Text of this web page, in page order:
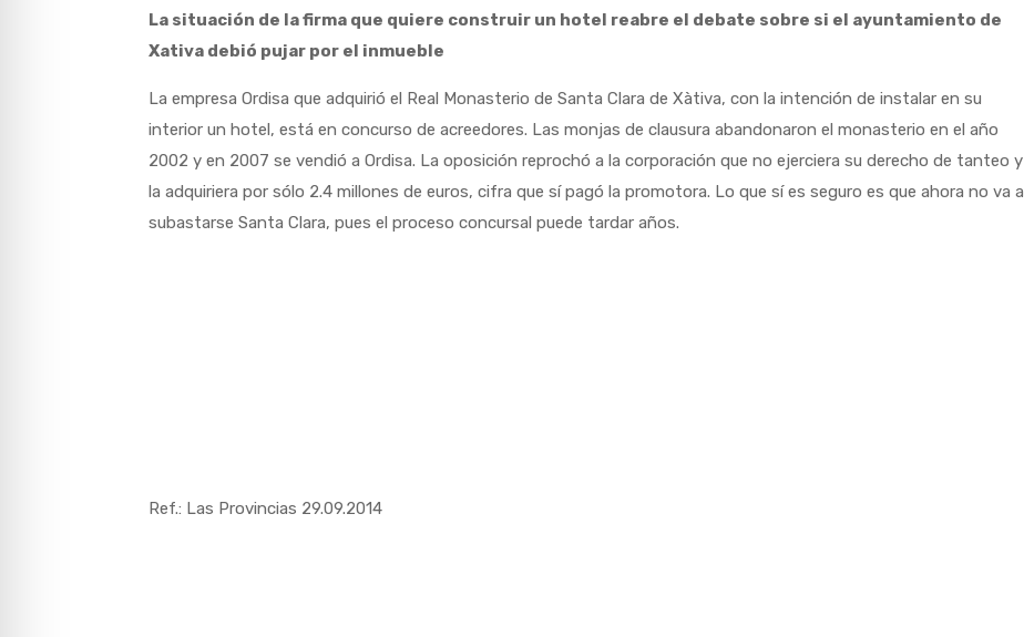
La situación de la firma que quiere construir un hotel reabre el debate sobre si el ayuntamiento de
Xativa debió pujar por el inmueble
La empresa Ordisa que adquirió el Real Monasterio de Santa Clara de Xàtiva, con la intención de instalar en su
interior un hotel, está en concurso de acreedores. Las monjas de clausura abandonaron el monasterio en el año
2002 y en 2007 se vendió a Ordisa. La oposición reprochó a la corporación que no ejerciera su derecho de tanteo y
la adquiriera por sólo 2.4 millones de euros, cifra que sí pagó la promotora. Lo que sí es seguro es que ahora no va a
subastarse Santa Clara, pues el proceso concursal puede tardar años.
Ref.: Las Provincias 29.09.2014